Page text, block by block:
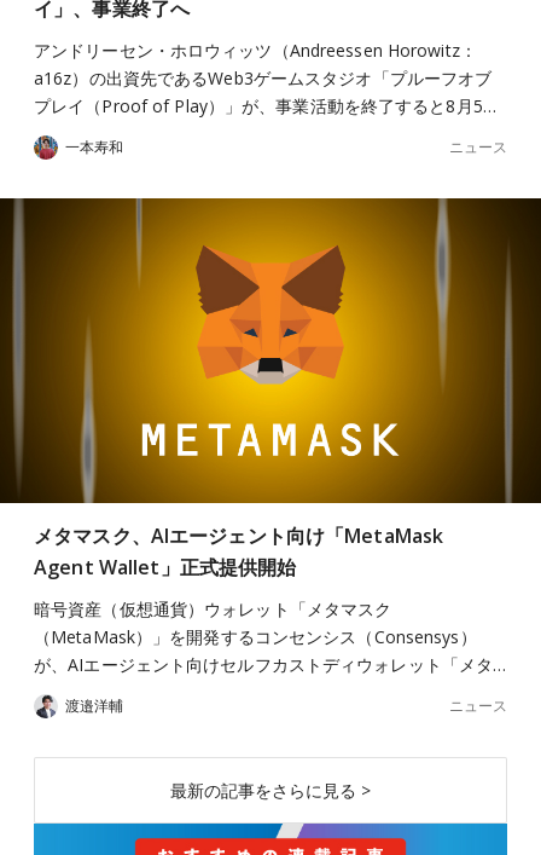
イ」、事業終了へ
アンドリーセン・ホロウィッツ（Andreessen Horowitz：
a16z）の出資先であるWeb3ゲームスタジオ「プルーフオブ
プレイ（Proof of Play）」が、事業活動を終了すると8月5…
一本寿和 ニュース
メタマスク、AIエージェント向け「MetaMask
Agent Wallet」正式提供開始
暗号資産（仮想通貨）ウォレット「メタマスク
（MetaMask）」を開発するコンセンシス（Consensys）
が、AIエージェント向けセルフカストディウォレット「メタ…
渡邉洋輔 ニュース
最新の記事をさらに見る >